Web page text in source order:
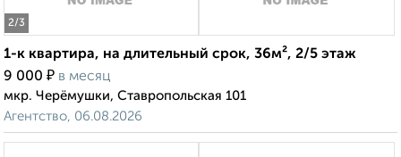
2/3
1-к квартира, на длительный срок, 36м², 2/5 этаж
9 000 ₽ в месяц
мкр. Черёмушки, Ставропольская 101
Агентство, 06.08.2026